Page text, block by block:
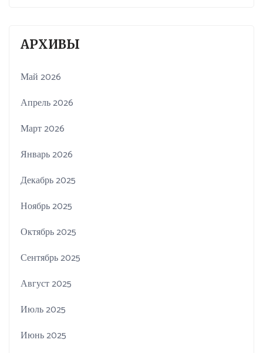
АРХИВЫ
Май 2026
Апрель 2026
Март 2026
Январь 2026
Декабрь 2025
Ноябрь 2025
Октябрь 2025
Сентябрь 2025
Август 2025
Июль 2025
Июнь 2025